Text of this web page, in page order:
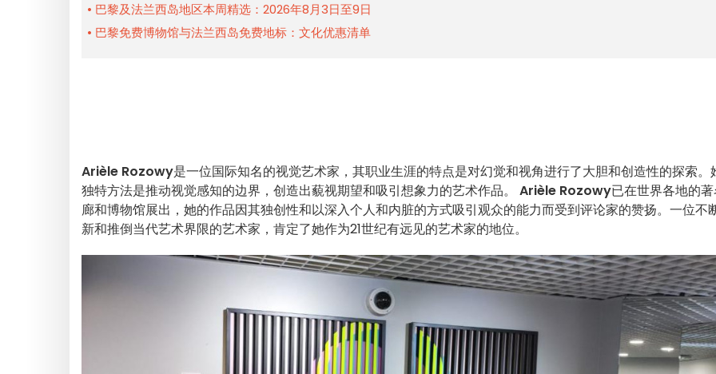
巴黎及法兰西岛地区本周精选：2026年8月3日至9日
巴黎免费博物馆与法兰西岛免费地标：文化优惠清单
Arièle Rozowy是一位国际知名的视觉艺术家，其职业生涯的特点是对幻觉和视角进行了大胆和创造性的探索。
独特方法是推动视觉感知的边界，创造出藐视期望和吸引想象力的艺术作品。 Arièle Rozowy已在世界各地的
廊和博物馆展出，她的作品因其独创性和以深入个人和内脏的方式吸引观众的能力而受到评论家的赞扬。一位不
新和推倒当代艺术界限的艺术家，肯定了她作为21世纪有远见的艺术家的地位。